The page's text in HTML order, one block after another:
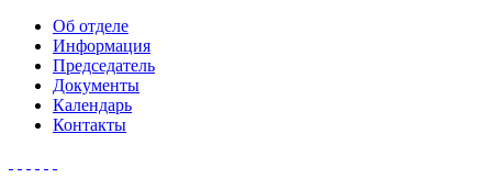
Об отделе
Информация
Председатель
Документы
Календарь
Контакты